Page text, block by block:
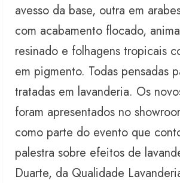
avesso da base, outra em
com acabamento flocado,
resinado e folhagens tropicais
em pigmento. Todas pensadas
tratadas em lavanderia. Os
foram apresentados no
como parte do evento que
palestra sobre efeitos de
Duarte, da Qualidade